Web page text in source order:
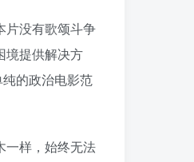
片没有歌颂斗争
境提供解决方
的政治电影范
一样，始终无法